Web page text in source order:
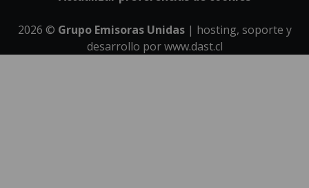
2026 © Grupo Emisoras Unidas| hosting, soporte y
desarrollo porwww.dast.cl